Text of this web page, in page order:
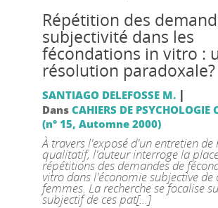
Répétition des
subjectivité dans les
fécondations in vitro :
résolution paradoxale?
SANTIAGO DELEFOSSE M. |
Dans CAHIERS DE PSYCHOLOGIE
(n° 15, Automne 2000)
À travers l'exposé d'un entretien de
qualitatif, l'auteur interroge la
répétitions des demandes de
vitro dans l'économie subjective de
femmes. La recherche se focalise
subjectif de ces pat[...]